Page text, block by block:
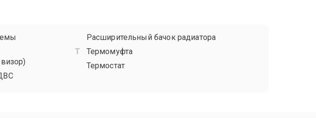
Расширительный бачок радиатора
Термомуфта
Термостат